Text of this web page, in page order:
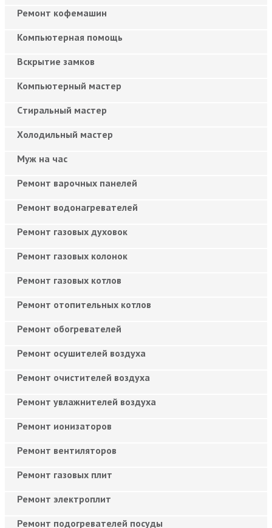
Ремонт кофемашин
Компьютерная помощь
Вскрытие замков
Компьютерный мастер
Cтиральный мастер
Холодильный мастер
Муж на час
Ремонт варочных панелей
Ремонт водонагревателей
Ремонт газовых духовок
Ремонт газовых колонок
Ремонт газовых котлов
Ремонт отопительных котлов
Ремонт обогревателей
Ремонт осушителей воздуха
Ремонт очистителей воздуха
Ремонт увлажнителей воздуха
Ремонт ионизаторов
Ремонт вентиляторов
Ремонт газовых плит
Ремонт электроплит
Ремонт подогревателей посуды